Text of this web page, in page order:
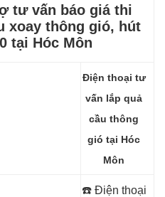
tư vấn báo giá thi
xoay thông gió, hút
tại Hóc Môn
Điện thoại tư
vấn lắp quả
cầu thông
gió tại Hóc
Môn
☎️ Điện thoại